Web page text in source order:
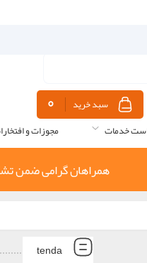
سبد خرید 0
خدمات مجوزات و
همراهان گرامی ضمن
tenda